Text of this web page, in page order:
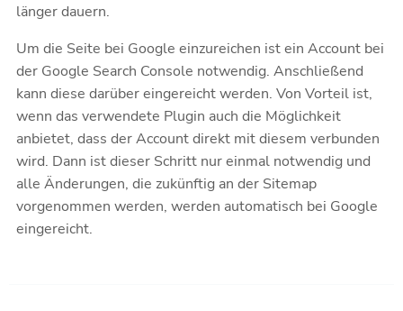
länger dauern.
Um die Seite bei Google einzureichen ist ein Account bei
der Google Search Console notwendig. Anschließend
kann diese darüber eingereicht werden. Von Vorteil ist,
wenn das verwendete Plugin auch die Möglichkeit
anbietet, dass der Account direkt mit diesem verbunden
wird. Dann ist dieser Schritt nur einmal notwendig und
alle Änderungen, die zukünftig an der Sitemap
vorgenommen werden, werden automatisch bei Google
eingereicht.